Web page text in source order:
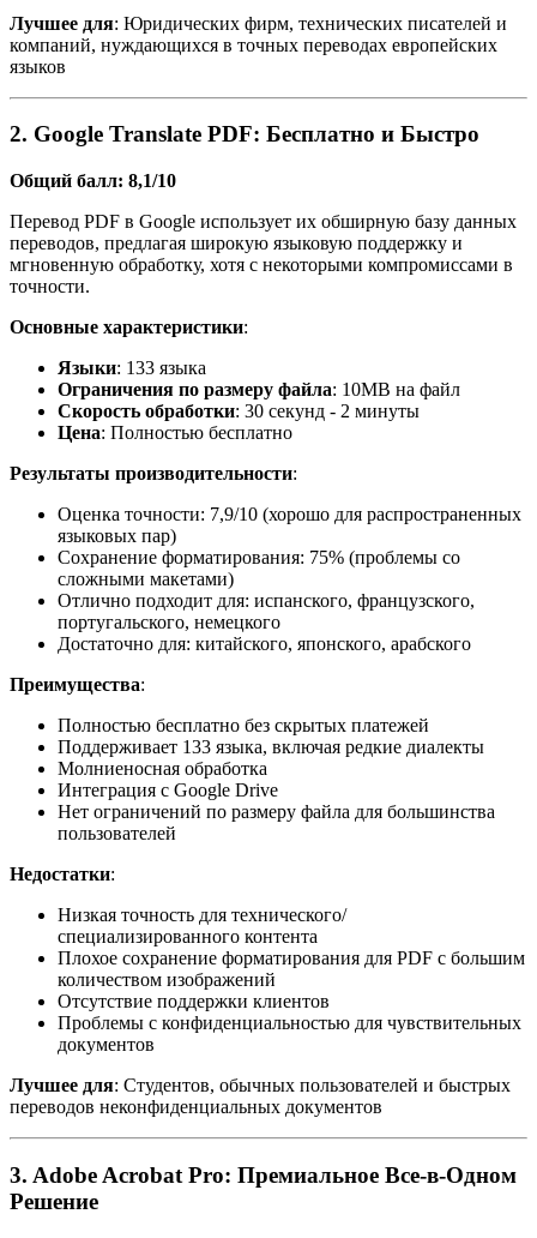
Лучшее для: Юридических фирм, технических писателей и
компаний, нуждающихся в точных переводах европейских
языков
2. Google Translate PDF: Бесплатно и Быстро
Общий балл: 8,1/10
Перевод PDF в Google использует их обширную базу данных
переводов, предлагая широкую языковую поддержку и
мгновенную обработку, хотя с некоторыми компромиссами в
точности.
Основные характеристики:
Языки: 133 языка
Ограничения по размеру файла: 10MB на файл
Скорость обработки: 30 секунд - 2 минуты
Цена: Полностью бесплатно
Результаты производительности:
Оценка точности: 7,9/10 (хорошо для распространенных
языковых пар)
Сохранение форматирования: 75% (проблемы со
сложными макетами)
Отлично подходит для: испанского, французского,
португальского, немецкого
Достаточно для: китайского, японского, арабского
Преимущества:
Полностью бесплатно без скрытых платежей
Поддерживает 133 языка, включая редкие диалекты
Молниеносная обработка
Интеграция с Google Drive
Нет ограничений по размеру файла для большинства
пользователей
Недостатки:
Низкая точность для технического/
специализированного контента
Плохое сохранение форматирования для PDF с большим
количеством изображений
Отсутствие поддержки клиентов
Проблемы с конфиденциальностью для чувствительных
документов
Лучшее для: Студентов, обычных пользователей и быстрых
переводов неконфиденциальных документов
3. Adobe Acrobat Pro: Премиальное Все-в-Одном
Решение